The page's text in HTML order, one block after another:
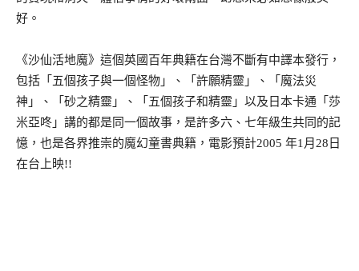
好。
《沙仙活地魔》這個英國百年典籍在台灣不斷有中譯本發行，
包括「五個孩子與一個怪物」、「許願精靈」、「魔法災
神」、「砂之精靈」、「五個孩子和精靈」以及日本卡通「莎
米亞咚」講的都是同一個故事，是許多六、七年級生共同的記
憶，也是各界推崇的魔幻童書典籍，電影預計2005 年1月28日
在台上映!!